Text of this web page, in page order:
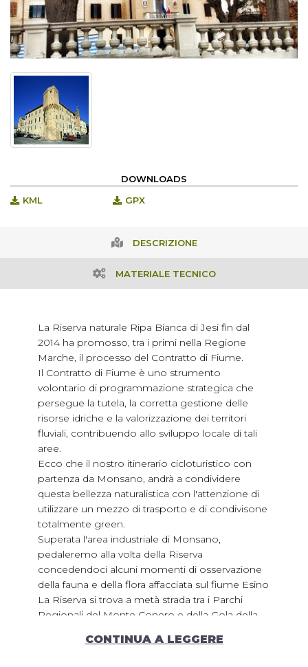
DOWNLOADS
KML
GPX
DESCRIZIONE
MATERIALE TECNICO
La Riserva naturale Ripa Bianca di Jesi fin dal
2014 ha promosso, tra i primi nella Regione
Marche, il processo del Contratto di Fiume.
Il Contratto di Fiume è uno strumento
volontario di programmazione strategica che
persegue la tutela, la corretta gestione delle
risorse idriche e la valorizzazione dei territori
fluviali, contribuendo allo sviluppo locale di tali
aree.
Ecco che il nostro itinerario cicloturistico con
partenza da Monsano, andrà a condividere
questa bellezza naturalistica con l'attenzione di
utilizzare un mezzo di trasporto e di condivisone
totalmente green.
Superata l'area industriale di Monsano,
pedaleremo alla volta della Riserva
concedendoci alcuni momenti di osservazione
della fauna e della flora affacciata sul fiume Esino
La Riserva si trova a metà strada tra i Parchi
Regionali del Monte Conero e della Gola della
fiume Esino e rappresenta una delle più
CONTINUA A LEGGERE